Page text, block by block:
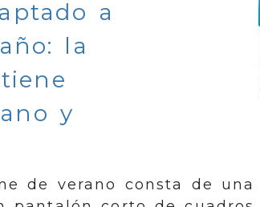
a
la
y
de verano consta de una